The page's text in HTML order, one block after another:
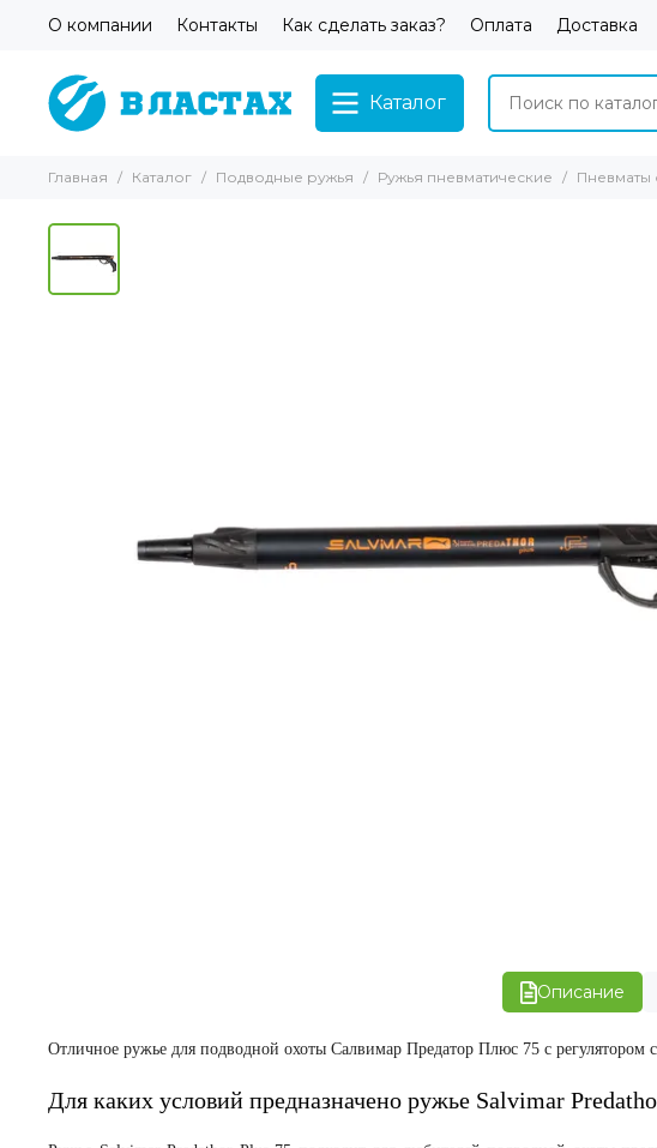
О компании Контакты Как сделать заказ? Оплата Доставка
Каталог
Главная Каталог Подводные ружья Ружья пневматические Пневматы
Описание
Отличное ружье для подводной охоты Салвимар Предатор Плюс 75 с
Для каких условий предназначено ружье Salvimar